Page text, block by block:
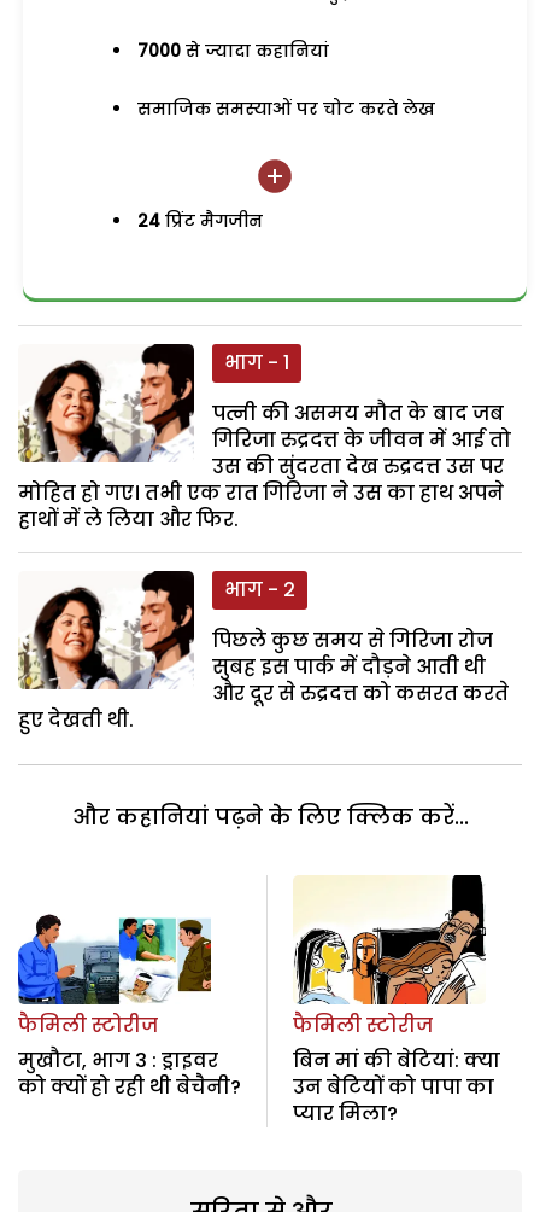
7000 से ज्यादा कहानियां
समाजिक समस्याओं पर चोट करते लेख
24 प्रिंट मैगजीन
भाग - 1
पत्नी की असमय मौत के बाद जब
गिरिजा रुद्रदत्त के जीवन में आई तो
उस की सुंदरता देख रुद्रदत्त उस पर
मोहित हो गए। तभी एक रात गिरिजा ने उस का हाथ अपने
हाथों में ले लिया और फिर.
भाग - 2
पिछले कुछ समय से गिरिजा रोज
सुबह इस पार्क में दौड़ने आती थी
और दूर से रुद्रदत्त को कसरत करते
हुए देखती थी.
और कहानियां पढ़ने के लिए क्लिक करें...
फैमिली स्टोरीज
मुखौटा, भाग 3 : ड्राइवर
को क्यों हो रही थी बेचैनी?
फैमिली स्टोरीज
बिन मां की बेटियां: क्या
उन बेटियों को पापा का
प्यार मिला?